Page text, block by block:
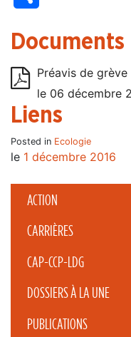
ACTION
CARRIÈRES
CAP-CCP-LDG
DOSSIERS À LA UNE
PUBLICATIONS
Documents
Préavis de
le 06 décembre
Liens
Posted in Ecologie
le 1 décembre 2016